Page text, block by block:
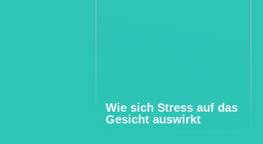
Wie sich Stress auf das
Gesicht auswirkt